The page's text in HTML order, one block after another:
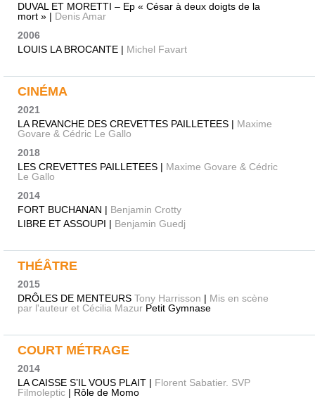
DUVAL ET MORETTI – Ep « César à deux doigts de la
mort » | Denis Amar
2006
LOUIS LA BROCANTE | Michel Favart
CINÉMA
2021
LA REVANCHE DES CREVETTES PAILLETEES | Maxime
Govare & Cédric Le Gallo
2018
LES CREVETTES PAILLETEES | Maxime Govare & Cédric
Le Gallo
2014
FORT BUCHANAN | Benjamin Crotty
LIBRE ET ASSOUPI | Benjamin Guedj
THÉÂTRE
2015
DRÔLES DE MENTEURS Tony Harrisson | Mis en scène
par l'auteur et Cécilia Mazur Petit Gymnase
COURT MÉTRAGE
2014
LA CAISSE S’IL VOUS PLAIT | Florent Sabatier. SVP
Filmoleptic | Rôle de Momo